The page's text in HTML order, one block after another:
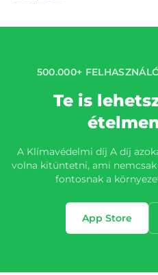
500.000+
Te is
A Klímavédelmi díj A díj
volna kitüntetni, ami
fontosnak a
App Store